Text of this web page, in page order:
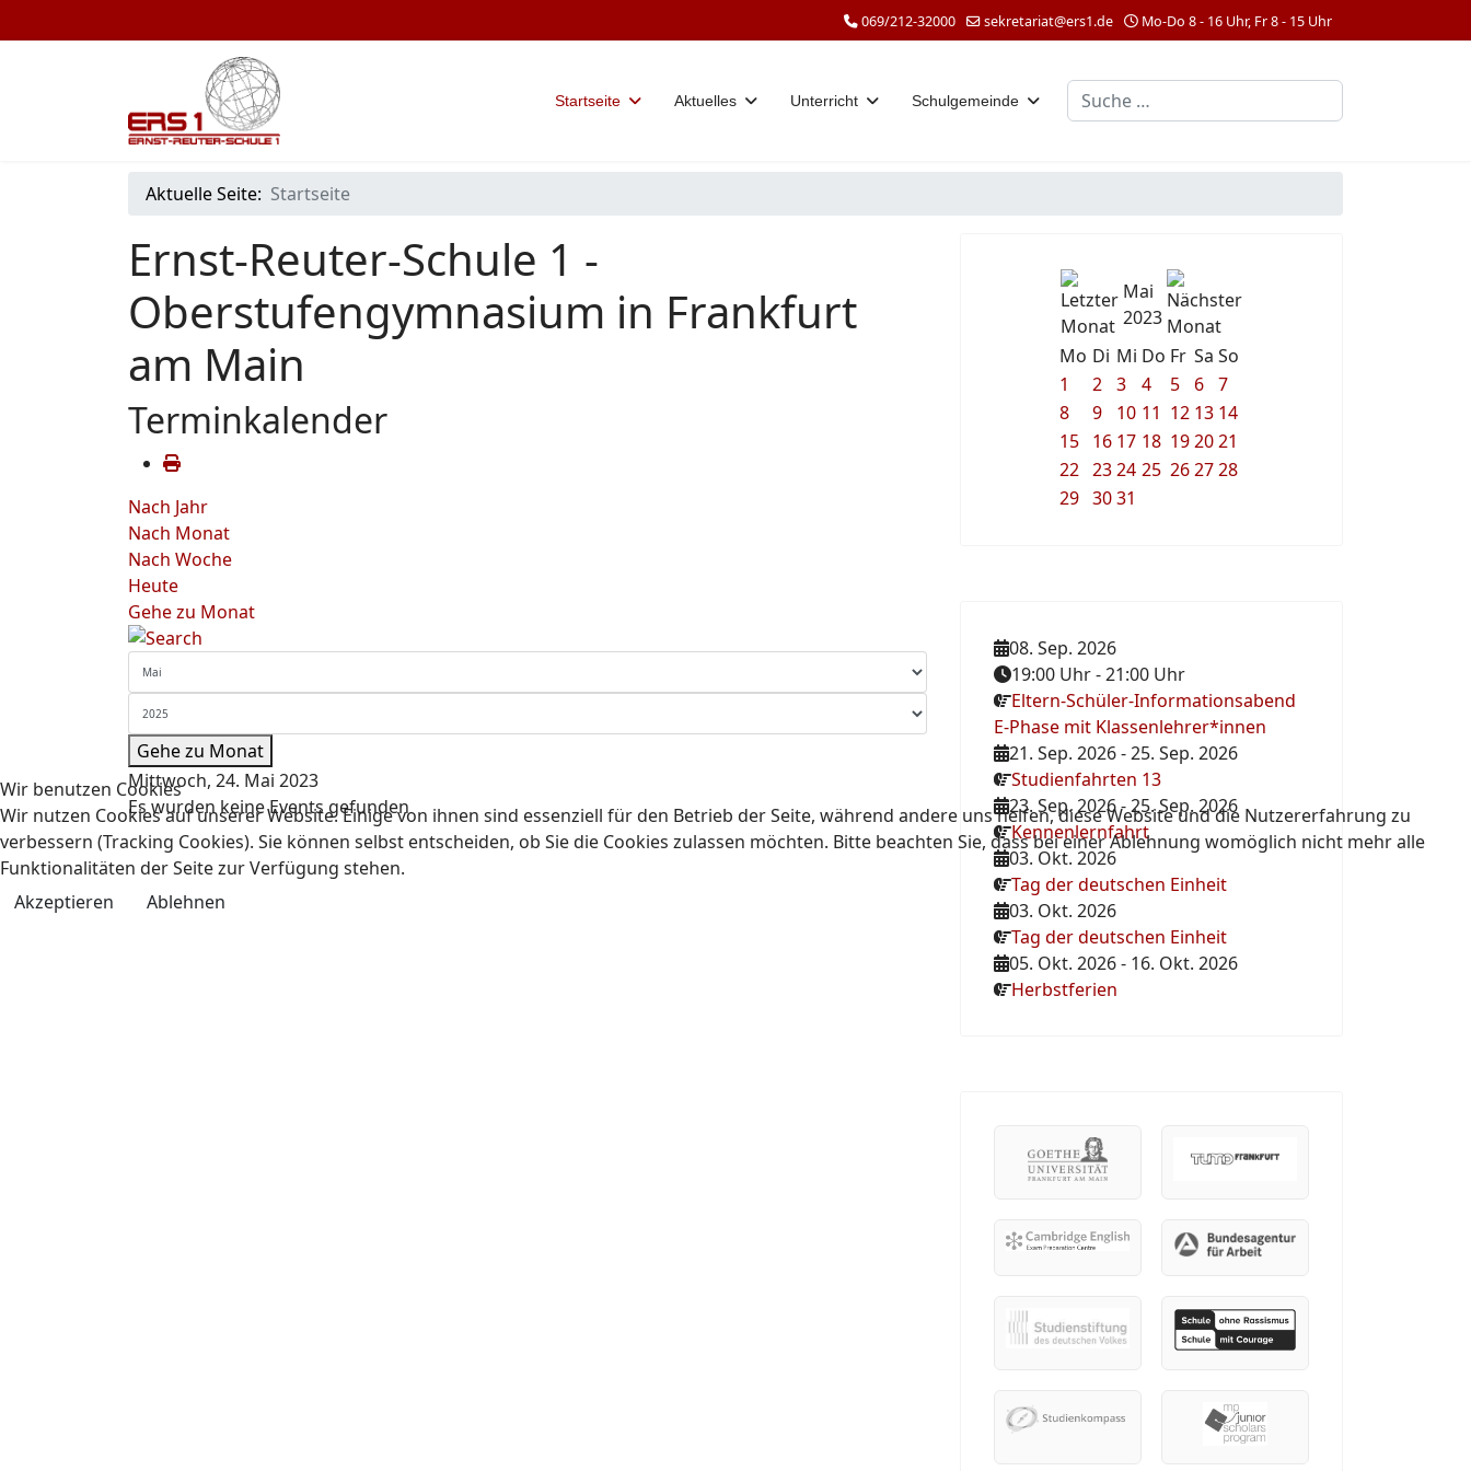
069/212-32000 sekretariat@ers1.de Mo-Do 8 - 16 Uhr, Fr 8 - 15 Uhr
Startseite Aktuelles Unterricht Schulgemeinde Suchen
Aktuelle Seite: Startseite
Ernst-Reuter-Schule 1 -
Oberstufengymnasium in Frankfurt
am Main
Terminkalender
Nach Jahr
Nach Monat
Nach Woche
Heute
Gehe zu Monat
Gehe zu Monat
Mittwoch, 24. Mai 2023
Es wurden keine Events gefunden
Mai
2023
Mo Di Mi Do Fr Sa So
1
2 3 4 5 6 7
8
9 10 11 12 13 14
15 16 17 18 192021
22 2324 25 262728
29 3031
08. Sep. 2026
19:00 Uhr-21:00 Uhr
Eltern-Schüler-Informationsabend
E-Phase mit Klassenlehrer*innen
21. Sep. 2026-25. Sep. 2026
Studienfahrten 13
23. Sep. 2026-25. Sep. 2026
Kennenlernfahrt
03. Okt. 2026
Tag der deutschen Einheit
03. Okt. 2026
Tag der deutschen Einheit
05. Okt. 2026- 16. Okt. 2026
Herbstferien
Wir benutzen Cookies
Wir nutzen Cookies auf unserer Website. Einige von ihnen sind essenziell für den Betrieb der Seite, während andere uns helfen, diese Website und die Nutzererfahrung zu
verbessern (Tracking Cookies). Sie können selbst entscheiden, ob Sie die Cookies zulassen möchten. Bitte beachten Sie, dass bei einer Ablehnung womöglich nicht mehr alle
Funktionalitäten der Seite zur Verfügung stehen.
Akzeptieren
Ablehnen